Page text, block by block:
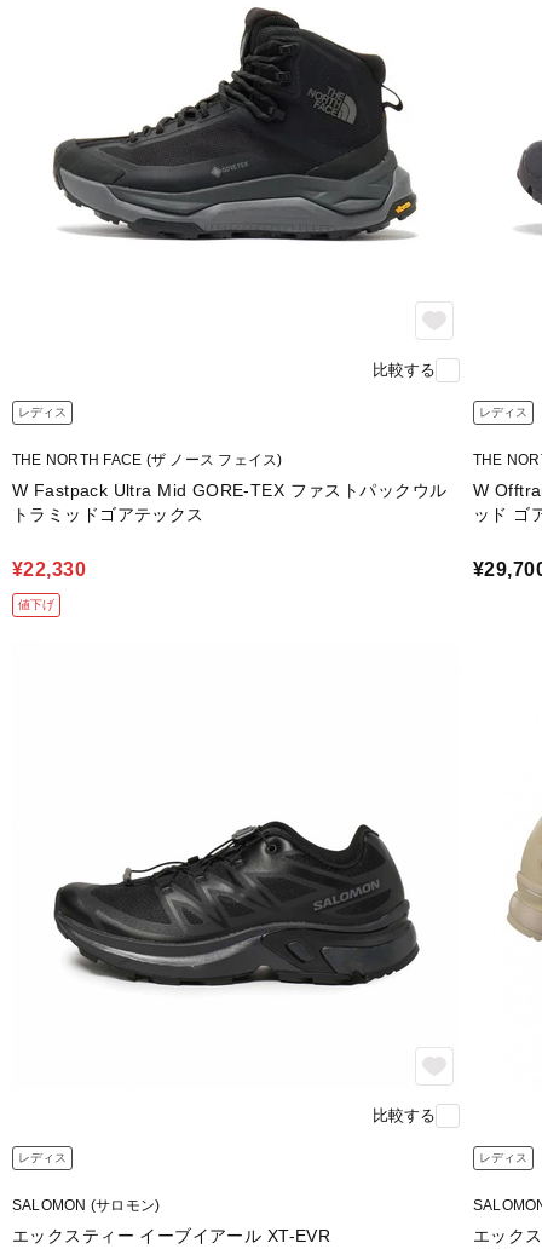
比較する
レディス
THE NORTH FACE (ザ ノース フェイス)
W Fastpack Ultra Mid GORE-TEX ファストパックウル
トラミッドゴアテックス
¥22,330
値下げ
レディス
THE
W
ッド ゴ
比較する
レディス
SALOMON (サロモン)
エックスティー イーブイアール XT-EVR
レディス
エック